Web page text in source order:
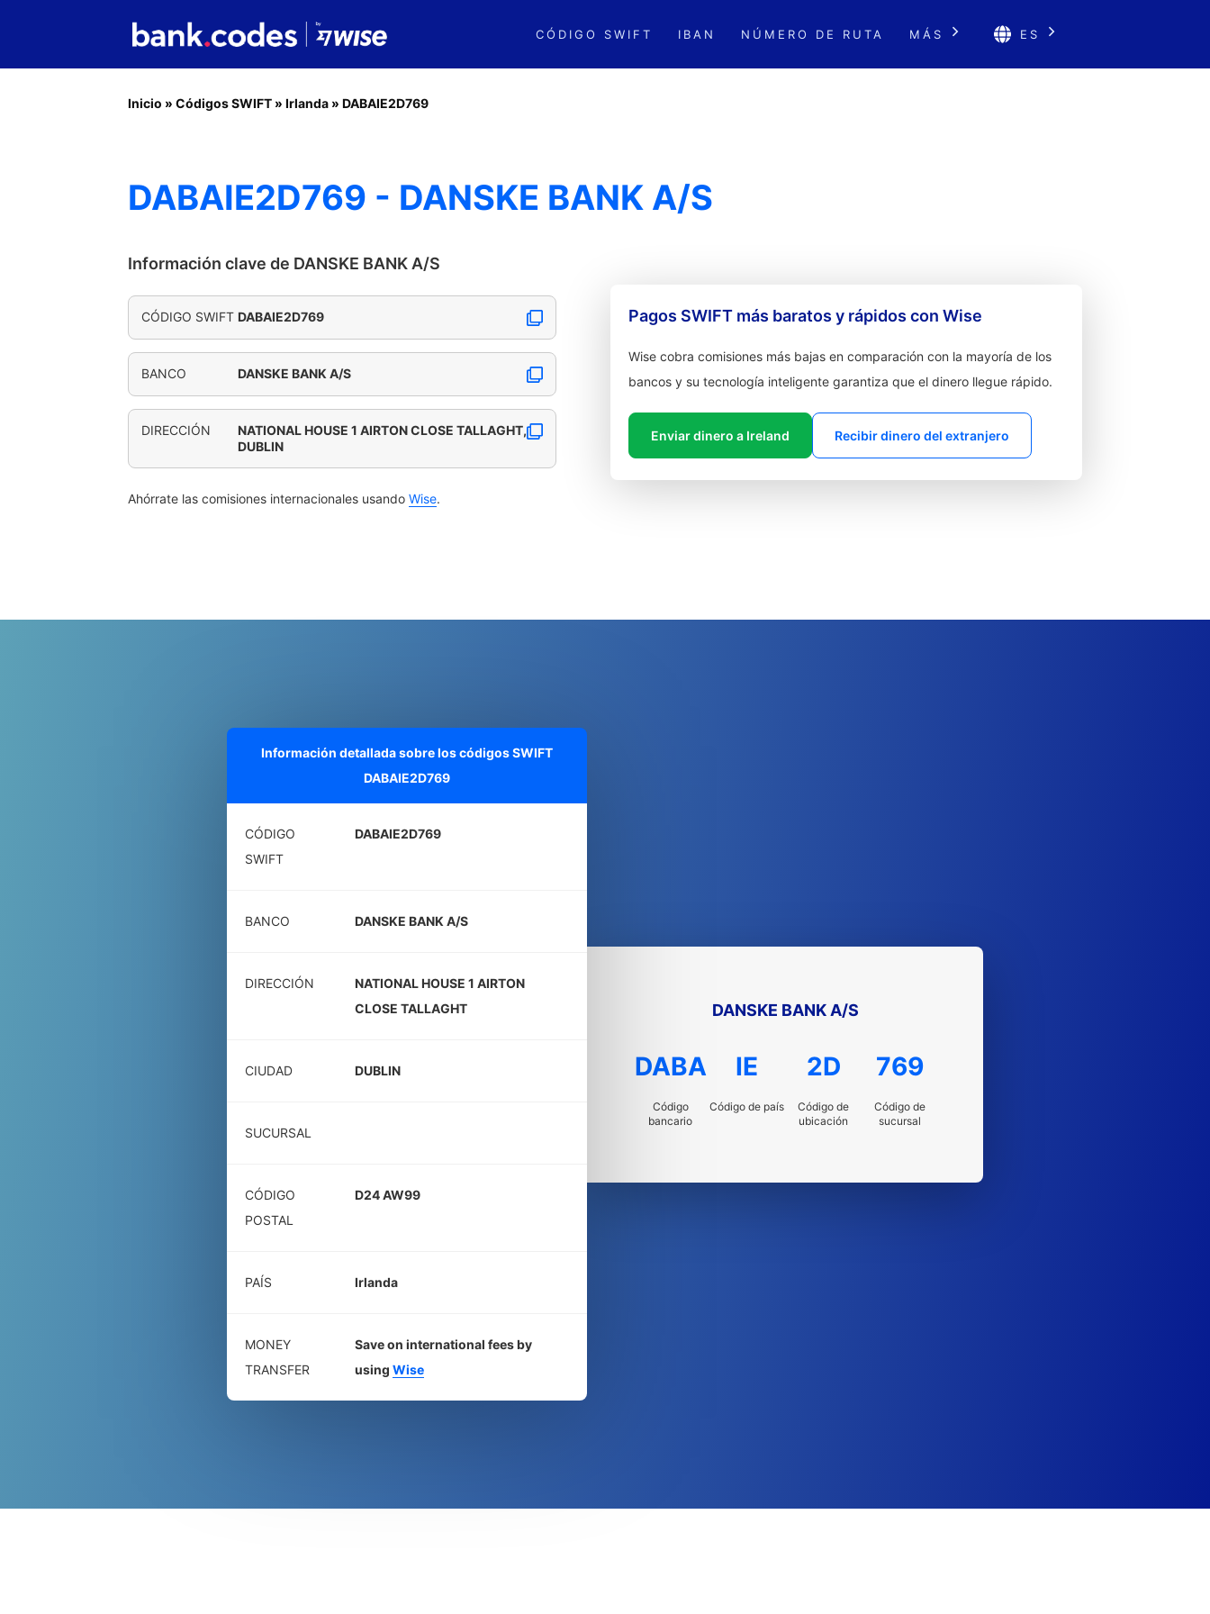
CÓDIGO SWIFT IBAN NÚMERO DE RUTA MÁS ES
Inicio » Códigos SWIFT » Irlanda » DABAIE2D769
DABAIE2D769 - DANSKE BANK A/S
Información clave de DANSKE BANK A/S
CÓDIGO SWIFT DABAIE2D769
BANCO DANSKE BANK A/S
DIRECCIÓN
NATIONAL HOUSE 1 AIRTON CLOSE TALLAGHT,
DUBLIN
Ahórrate las comisiones internacionales usando Wise.
Pagos SWIFT más baratos y rápidos con Wise
Wise cobra comisiones más bajas en comparación con la mayoría de los
bancos y su tecnología inteligente garantiza que el dinero llegue rápido.
Enviar dinero a Ireland Recibir dinero del extranjero
Información detallada sobre los códigos SWIFT
DABAIE2D769
CÓDIGO
SWIFT
DABAIE2D769
BANCO DANSKE BANK A/S
DIRECCIÓN
NATIONAL HOUSE 1 AIRTON
CLOSE TALLAGHT
CIUDAD DUBLIN
SUCURSAL
CÓDIGO
POSTAL
D24 AW99
PAÍS Irlanda
MONEY
TRANSFER
Save on international fees by
using Wise
DANSKE BANK A/S
DABA
Código
bancario
IE
Código de país
2D
Código de
ubicación
769
Código de
sucursal